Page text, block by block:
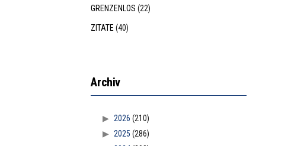
GRENZENLOS (22)
ZITATE(40)
Archiv
2026 (210)
2025 (286)